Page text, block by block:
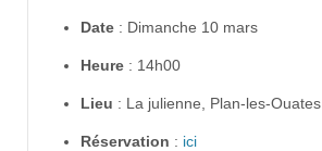
Date : Dimanche 10 mars
Heure : 14h00
Lieu : La julienne, Plan-les-Ouates
Réservation : ici